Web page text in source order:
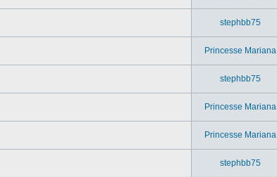
stephbb75
Princesse Mariana
stephbb75
Princesse Mariana
Princesse Mariana
stephbb75